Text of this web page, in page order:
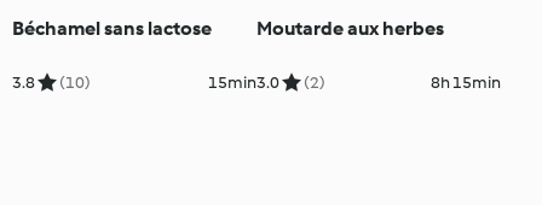
Béchamel sans lactose
3.8 (10) 15min
Moutarde aux herbes
3.0 (2) 8h 15min